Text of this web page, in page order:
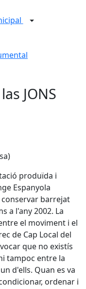
JONS
produïda i
Espanyola
conservar barrejat
a l'any 2002. La
el moviment i el
de Cap Local del
que no existís
tampoc entre la
d'ells. Quan es va
ordenar i